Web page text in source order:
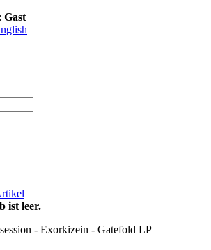
Gast
ist leer.
- Exorkizein - Gatefold LP